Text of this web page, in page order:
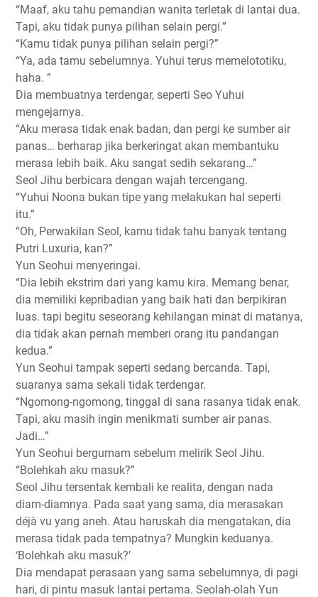
“Maaf, aku tahu pemandian wanita terletak di lantai dua.
Tapi, aku tidak punya pilihan selain pergi.”
“Kamu tidak punya pilihan selain pergi?”
“Ya, ada tamu sebelumnya. Yuhui terus memelototiku,
haha. ”
Dia membuatnya terdengar, seperti Seo Yuhui
mengejarnya.
“Aku merasa tidak enak badan, dan pergi ke sumber air
panas… berharap jika berkeringat akan membantuku
merasa lebih baik. Aku sangat sedih sekarang…”
Seol Jihu berbicara dengan wajah tercengang.
“Yuhui Noona bukan tipe yang melakukan hal seperti
itu.”
“Oh, Perwakilan Seol, kamu tidak tahu banyak tentang
Putri Luxuria, kan?”
Yun Seohui menyeringai.
“Dia lebih ekstrim dari yang kamu kira. Memang benar,
dia memiliki kepribadian yang baik hati dan berpikiran
luas. tapi begitu seseorang kehilangan minat di matanya,
dia tidak akan pernah memberi orang itu pandangan
kedua.”
Yun Seohui tampak seperti sedang bercanda. Tapi,
suaranya sama sekali tidak terdengar.
“Ngomong-ngomong, tinggal di sana rasanya tidak enak.
Tapi, aku masih ingin menikmati sumber air panas.
Jadi…”
Yun Seohui bergumam sebelum melirik Seol Jihu.
“Bolehkah aku masuk?”
Seol Jihu tersentak kembali ke realita, dengan nada
diam-diamnya. Pada saat yang sama, dia merasakan
déjà vu yang aneh. Atau haruskah dia mengatakan, dia
merasa tidak pada tempatnya? Mungkin keduanya.
‘Bolehkah aku masuk?’
Dia mendapat perasaan yang sama sebelumnya, di pagi
hari, di pintu masuk lantai pertama. Seolah-olah Yun